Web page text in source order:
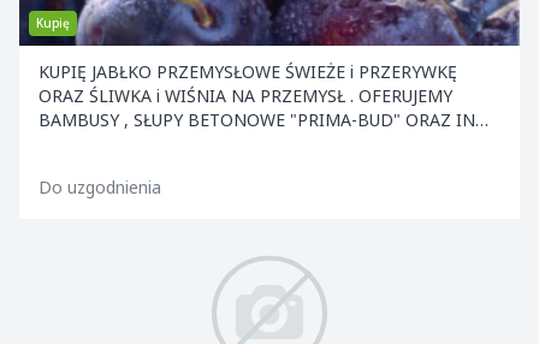
Kupię
KUPIĘ JABŁKO PRZEMYSŁOWE ŚWIEŻE i PRZERYWKĘ
ORAZ ŚLIWKA i WIŚNIA NA PRZEMYSŁ . OFERUJEMY
BAMBUSY , SŁUPY BETONOWE "PRIMA-BUD" ORAZ INNE
Do uzgodnienia